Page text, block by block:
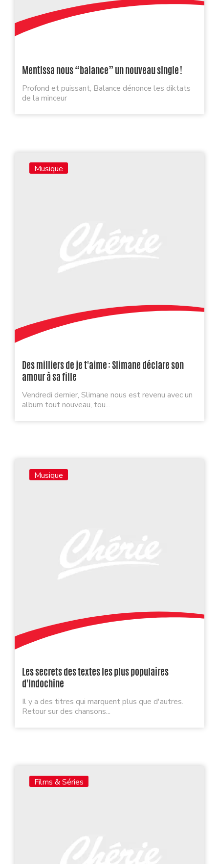
Mentissa nous “balance” un nouveau single !
Profond et puissant, Balance dénonce les diktats
de la minceur
Musique
Des milliers de je t'aime : Slimane déclare son
amour à sa fille
Vendredi dernier, Slimane nous est revenu avec un
album tout nouveau, tou...
Musique
Les secrets des textes les plus populaires
d'Indochine
Il y a des titres qui marquent plus que d'autres.
Retour sur des chansons...
Films & Séries